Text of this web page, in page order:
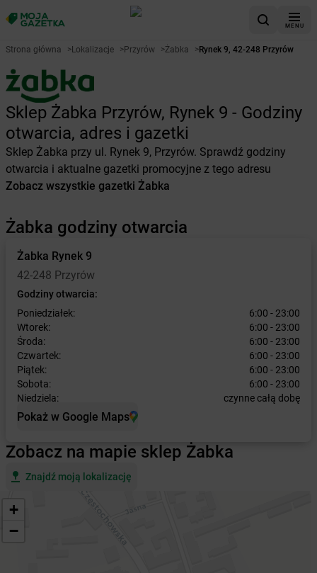
MENU
Strona główna >Lokalizacje >Przyrów >Żabka >Rynek 9, 42-248 Przyrów
Sklep Żabka Przyrów, Rynek 9 - Godziny
otwarcia, adres i gazetki
Sklep Żabka przy ul. Rynek 9, Przyrów. Sprawdź godziny
otwarcia i aktualne gazetki promocyjne z tego adresu
Zobacz wszystkie gazetki Żabka
Żabka godziny otwarcia
Żabka Rynek 9
42-248 Przyrów
Godziny otwarcia:
Poniedziałek:
6:00 - 23:00
Wtorek:
6:00 - 23:00
Środa:
6:00 - 23:00
Czwartek:
6:00 - 23:00
Piątek:
6:00 - 23:00
Sobota:
6:00 - 23:00
Niedziela:
czynne całą dobę
Pokaż w Google Maps
Zobacz na mapie sklep Żabka
Znajdź moją lokalizację
+
−